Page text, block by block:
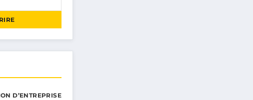
D’ENTREPRISE